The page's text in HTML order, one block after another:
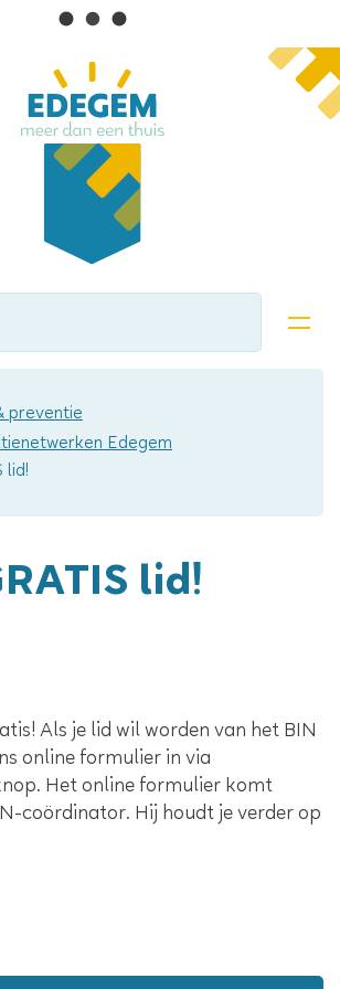
Naar
inhoud
preventie
Edegem
lid!
lid!
Als je lid wil worden van het BIN
online formulier in via
Het online formulier komt
coördinator. Hij houdt je verder op